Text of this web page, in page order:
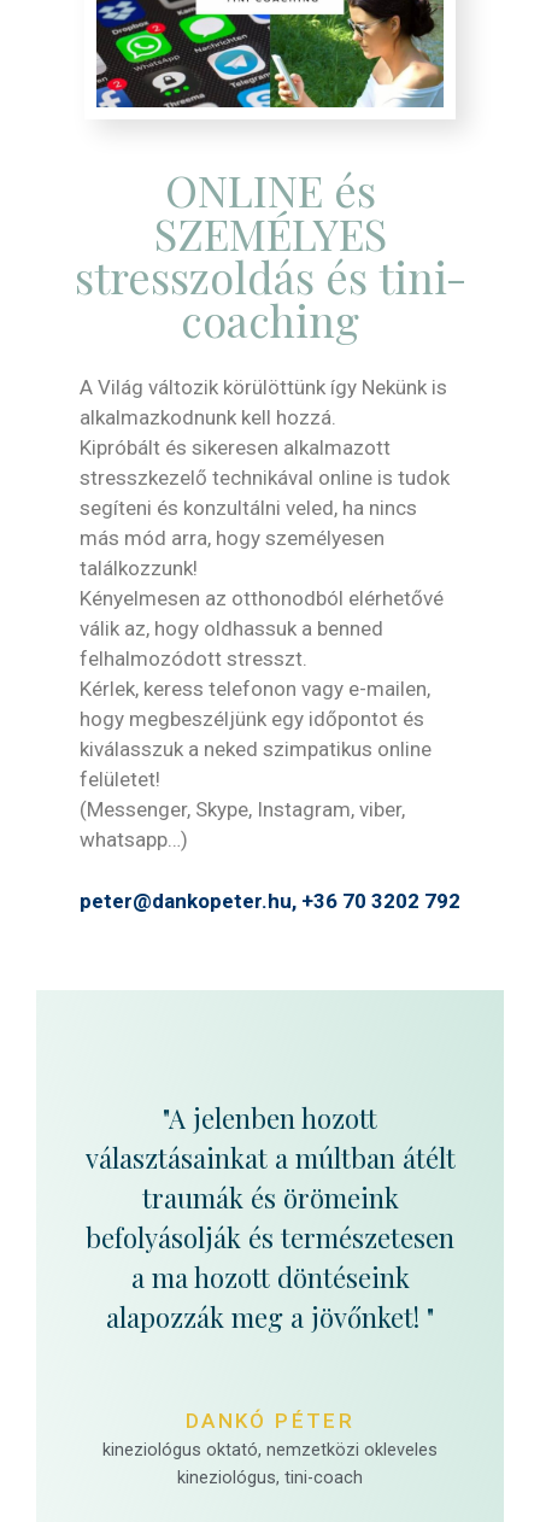
ONLINE és
SZEMÉLYES
stresszoldás és tini-
coaching
A Világ változik körülöttünk így Nekünk is
alkalmazkodnunk kell hozzá.
Kipróbált és sikeresen alkalmazott
stresszkezelő technikával online is tudok
segíteni és konzultálni veled, ha nincs
más mód arra, hogy személyesen
találkozzunk!
Kényelmesen az otthonodból elérhetővé
válik az, hogy oldhassuk a benned
felhalmozódott stresszt.
Kérlek, keress telefonon vagy e-mailen,
hogy megbeszéljünk egy időpontot és
kiválasszuk a neked szimpatikus online
felületet!
(Messenger, Skype, Instagram, viber,
whatsapp…)
peter@dankopeter.hu, +36 70 3202 792
"A jelenben hozott
választásainkat a múltban átélt
traumák és örömeink
befolyásolják és természetesen
a ma hozott döntéseink
alapozzák meg a jövőnket! "
DANKÓ PÉTER
kineziológus oktató, nemzetközi okleveles
kineziológus, tini-coach